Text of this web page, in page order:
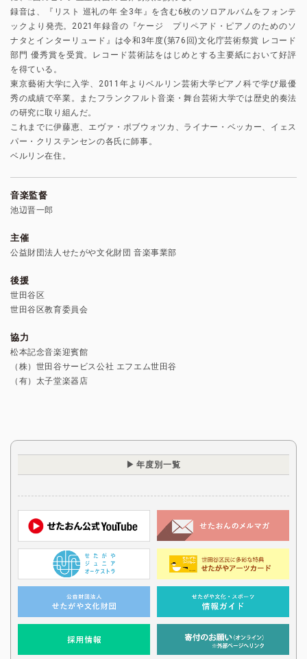
録音は、『リスト 巡礼の年 全3年』を含む6枚のソロアルバムをフォンテ
ックより発売。2021年録音の『ケージ プリペアド・ピアノのためのソ
ナタとインターリュード』は令和3年度(第76回)文化庁芸術祭賞 レコード
部門 優秀賞を受賞。レコード芸術誌をはじめとする主要紙において好評
を得ている。
東京藝術大学に入学、2011年よりベルリン芸術大学ピアノ科で学び最優
秀の成績で卒業。またフランクフルト音楽・舞台芸術大学では歴史的奏法
の研究に取り組んだ。
これまでに伊藤恵、エヴァ・ポブウォツカ、ライナー・ベッカー、イェス
パー・クリステンセンの各氏に師事。
ベルリン在住。
音楽監督
池辺晋一郎
主催
公益財団法人せたがや文化財団 音楽事業部
後援
世田谷区
世田谷区教育委員会
協力
松本記念音楽迎賓館
（株）世田谷サービス公社 エフエム世田谷
（有）太子堂楽器店
年度別一覧